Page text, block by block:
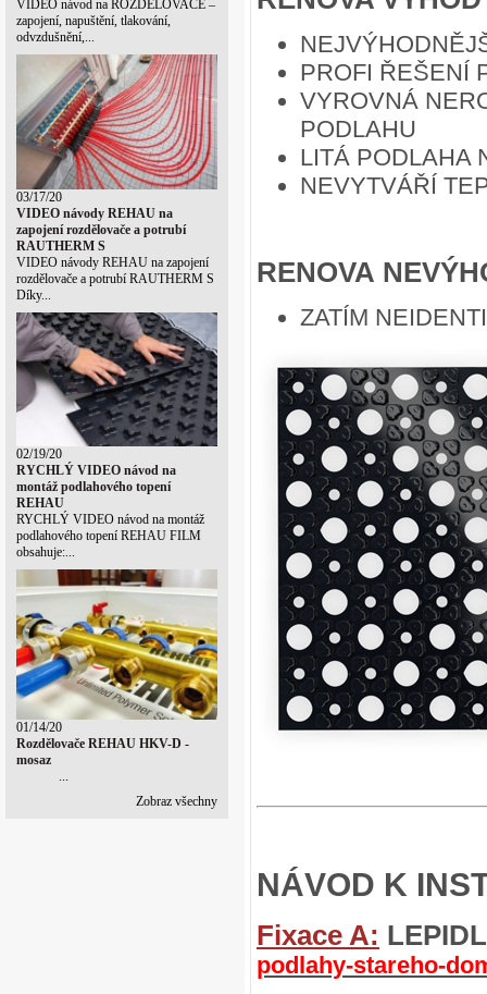
VIDEO návod na ROZDĚLOVAČE –
zapojení, napuštění, tlakování,
odvzdušnění,...
03/17/20
VIDEO návody REHAU na
zapojení rozdělovače a potrubí
RAUTHERM S
VIDEO návody REHAU na zapojení
rozdělovače a potrubí RAUTHERM S
Díky...
02/19/20
RYCHLÝ VIDEO návod na
montáž podlahového topení
REHAU
RYCHLÝ VIDEO návod na montáž
podlahového topení REHAU FILM
obsahuje:...
01/14/20
Rozdělovače REHAU HKV-D -
mosaz
...
Zobraz všechny
PROFI ŘEŠENÍ
VYROVNÁ
PODLAHU
LITÁ PODLAHA
NEVYTVÁŘÍ
RENOVA
ZATÍM
NÁVOD K
Fixace A:
podlahy-stareho-